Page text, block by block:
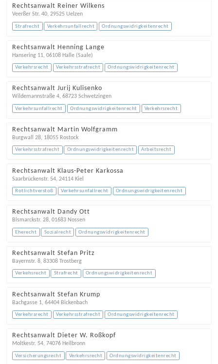
Rechtsanwalt Reiner Wilkens
Veerßer Str. 40, 29525 Uelzen
Strafrecht Verkehrsunfallrecht Ordnungswidrigkeitenrecht
Rechtsanwalt Henning Lange
Hansering 11, 06108 Halle (Saale)
Verkehrsrecht Verkehrsstrafrecht Ordnungswidrigkeitenrecht
Rechtsanwalt Jurij Kulisenko
Wildemannstraße 4, 68723 Schwetzingen
Verkehrsunfallrecht Ordnungswidrigkeitenrecht Verkehrsrecht
Rechtsanwalt Martin Wolfgramm
Burgwall 28, 18055 Rostock
Verkehrsstrafrecht Ordnungswidrigkeitenrecht Arbeitsrecht
Rechtsanwalt Klaus-Peter Karkossa
Saarbrückenstr. 54, 24114 Kiel
Rotlichtverstoß Verkehrsunfallrecht Ordnungswidrigkeitenrecht
Rechtsanwalt Dandy Ott
Bismarckstr. 28, 01683 Nossen
Eherecht Sozialrecht Ordnungswidrigkeitenrecht
Rechtsanwalt Stefan Pritz
Bayernstr. 8, 83308 Trostberg
Verkehsrecht Strafrecht Ordnungswidrigkeitenrecht
Rechtsanwalt Stefan Krump
Bachgasse 1, 64404 Bickenbach
Verkehrsrecht Verkehrsstrafrecht Ordnungswidrigkeitenrecht
Rechtsanwalt Dieter W. Roßkopf
Moltkestr. 54, 74076 Heilbronn
Versicherungsrecht Verkehrsrecht Ordnungswidrigkeitenrecht